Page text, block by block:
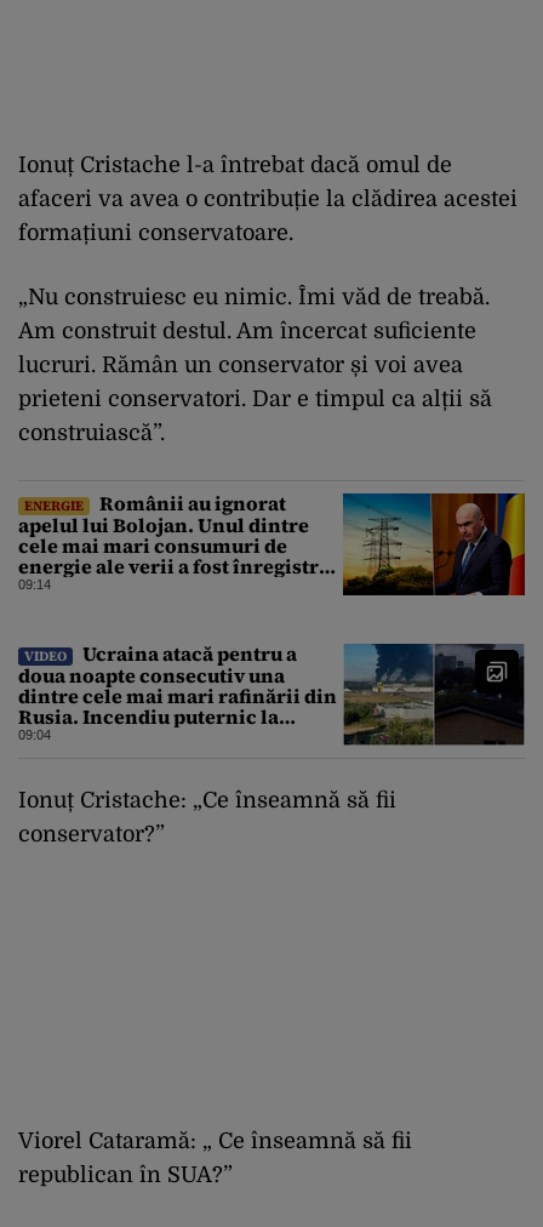
Ionuț Cristache l-a întrebat dacă omul de
afaceri va avea o contribuție la clădirea acestei
formațiuni conservatoare.
„Nu construiesc eu nimic. Îmi văd de treabă.
Am construit destul. Am încercat suficiente
lucruri. Rămân un conservator și voi avea
prieteni conservatori. Dar e timpul ca alții să
construiască”.
ENERGIE
Românii au ignorat
apelul lui Bolojan. Unul dintre
cele mai mari consumuri de
energie ale verii a fost înregistrat
miercuri seara
09:14
VIDEO
Ucraina atacă pentru a
doua noapte consecutiv una
dintre cele mai mari rafinării din
Rusia. Incendiu puternic la
instalația din Iaroslavl
09:04
Ionuț Cristache: „Ce înseamnă să fii
conservator?”
Viorel Cataramă: „ Ce înseamnă să fii
republican în SUA?”